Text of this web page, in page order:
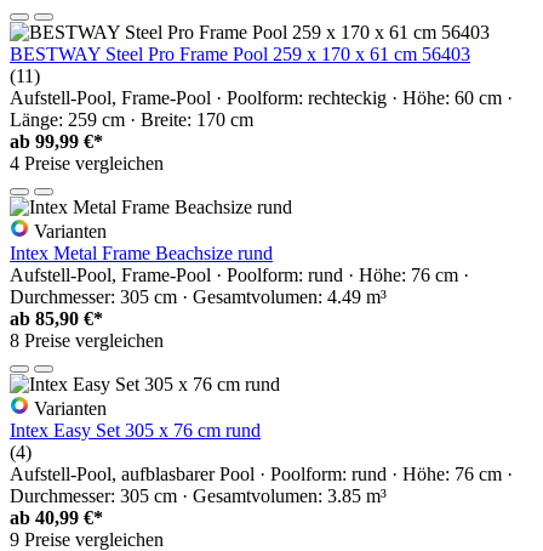
BESTWAY Steel Pro Frame Pool 259 x 170 x 61 cm 56403
(11)
Aufstell-Pool, Frame-Pool · Poolform: rechteckig · Höhe: 60 cm ·
Länge: 259 cm · Breite: 170 cm
ab 99,99 €*
4 Preise vergleichen
Varianten
Intex Metal Frame Beachsize rund
Aufstell-Pool, Frame-Pool · Poolform: rund · Höhe: 76 cm ·
Durchmesser: 305 cm · Gesamtvolumen: 4.49 m³
ab 85,90 €*
8 Preise vergleichen
Varianten
Intex Easy Set 305 x 76 cm rund
(4)
Aufstell-Pool, aufblasbarer Pool · Poolform: rund · Höhe: 76 cm ·
Durchmesser: 305 cm · Gesamtvolumen: 3.85 m³
ab 40,99 €*
9 Preise vergleichen